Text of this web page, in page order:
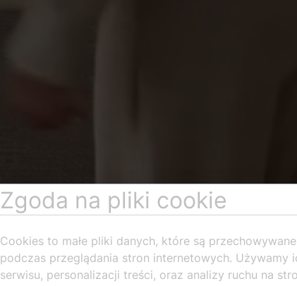
Zgoda na pliki cookie
Cookies to małe pliki danych, które są
podczas przeglądania stron internetowych. Używamy
serwisu, personalizacji treści, oraz analizy ruchu na